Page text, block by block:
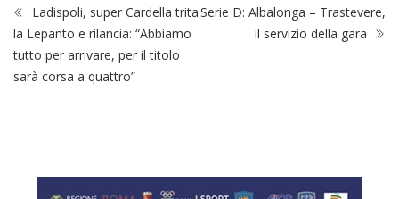
Ladispoli, super Cardella trita
la Lepanto e rilancia: “Abbiamo
tutto per arrivare, per il titolo
sarà corsa a quattro”
Serie D: Albalonga – Trastevere,
il servizio della gara